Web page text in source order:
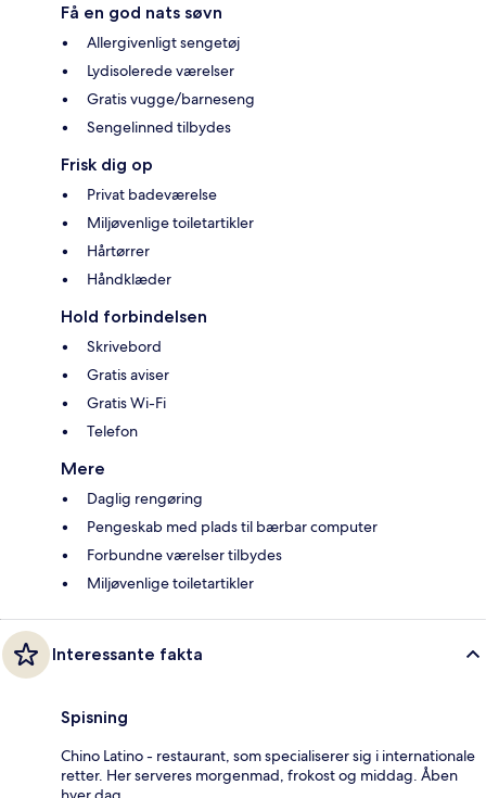
Få en god nats søvn
Allergivenligt sengetøj
Lydisolerede værelser
Gratis vugge/barneseng
Sengelinned tilbydes
Frisk dig op
Privat badeværelse
Miljøvenlige toiletartikler
Hårtørrer
Håndklæder
Hold forbindelsen
Skrivebord
Gratis aviser
Gratis Wi-Fi
Telefon
Mere
Daglig rengøring
Pengeskab med plads til bærbar computer
Forbundne værelser tilbydes
Miljøvenlige toiletartikler
Interessante fakta
Spisning
Chino Latino - restaurant, som specialiserer sig i internationale
retter. Her serveres morgenmad, frokost og middag. Åben